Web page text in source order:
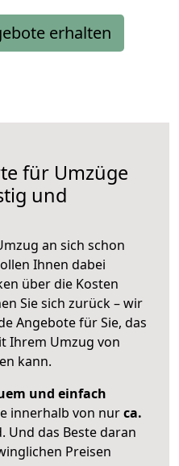
erhalten
für Umzüge
und
an sich schon
Ihnen dabei
über die Kosten
Sie sich zurück – wir
Angebote für Sie, das
Ihrem Umzug von
kann.
und einfach
innerhalb von nurca.
Und das Beste daran
Preisen